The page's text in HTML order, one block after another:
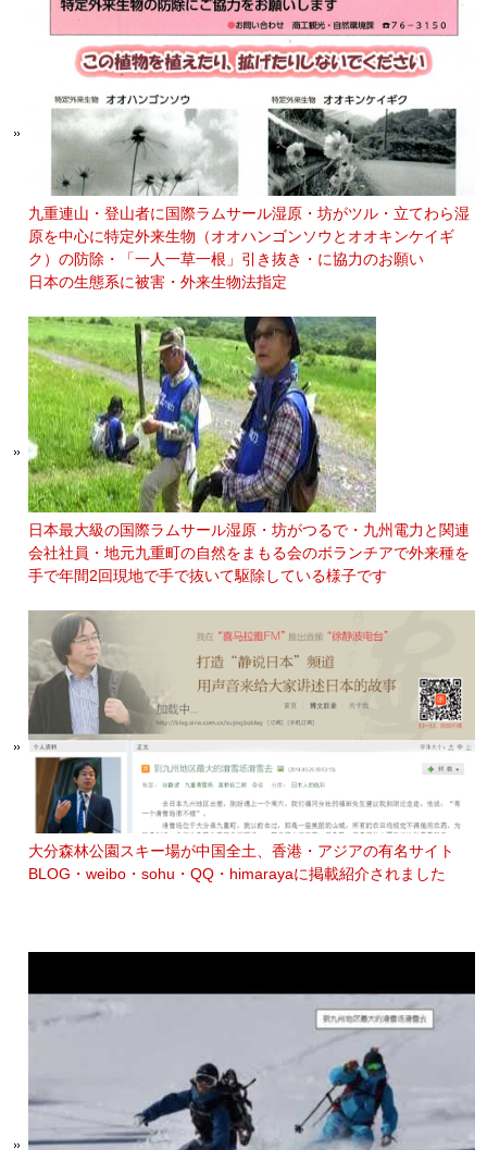
九重連山・登山者に国際ラムサール湿原・坊がツル・立てわら湿
原を中心に特定外来生物（オオハンゴンソウとオオキンケイギ
ク）の防除・「一人一草一根」引き抜き・に協力のお願い
日本の生態系に被害・外来生物法指定
日本最大級の国際ラムサール湿原・坊がつるで・九州電力と関連
会社社員・地元九重町の自然をまもる会のボランチアで外来種を
手で年間2回現地で手で抜いて駆除している様子です
大分森林公園スキー場が中国全土、香港・アジアの有名サイト
BLOG・weibo・sohu・QQ・himarayaに掲載紹介されました